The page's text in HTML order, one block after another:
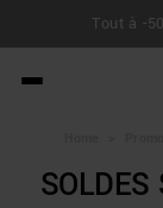
Tout à -
SOLDES